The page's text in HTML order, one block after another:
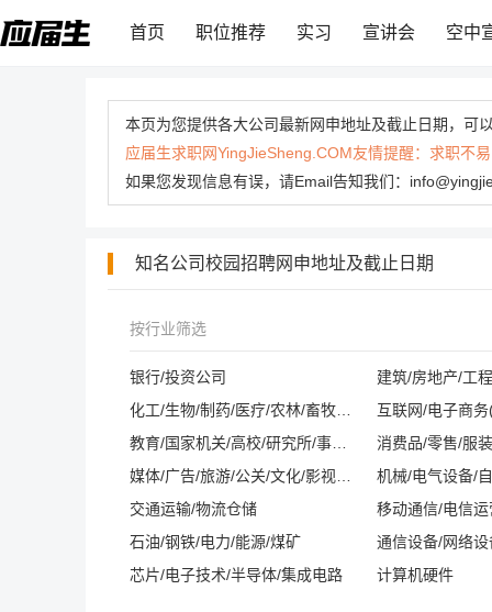
首页 职位推荐 实习 宣讲会 空中
本页为您提供各大公司最新网申地址及截止日期，可
应届生求职网YingJieSheng.COM友情提醒：求职不
如果您发现信息有误，请Email告知我们：
知名公司校园招聘网申地址及截止日期
按行业筛选
银行/投资公司
建筑/房地产/工
消费品/零售/服
机械/电气设备/
交通运输/物流仓储
移动通信/电信
石油/钢铁/电力/能源/煤矿
通信设备/网络设
芯片/电子技术/半导体/集成电路
计算机硬件